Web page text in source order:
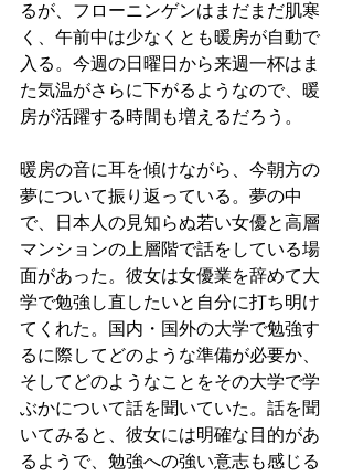
るが、フローニンゲンはまだまだ肌寒
く、午前中は少なくとも暖房が自動で
入る。今週の日曜日から来週一杯はま
た気温がさらに下がるようなので、暖
房が活躍する時間も増えるだろう。
暖房の音に耳を傾けながら、今朝方の
夢について振り返っている。夢の中
で、日本人の見知らぬ若い女優と高層
マンションの上層階で話をしている場
面があった。彼女は女優業を辞めて大
学で勉強し直したいと自分に打ち明け
てくれた。国内・国外の大学で勉強す
るに際してどのような準備が必要か、
そしてどのようなことをその大学で学
ぶかについて話を聞いていた。話を聞
いてみると、彼女には明確な目的があ
るようで、勉強への強い意志も感じる